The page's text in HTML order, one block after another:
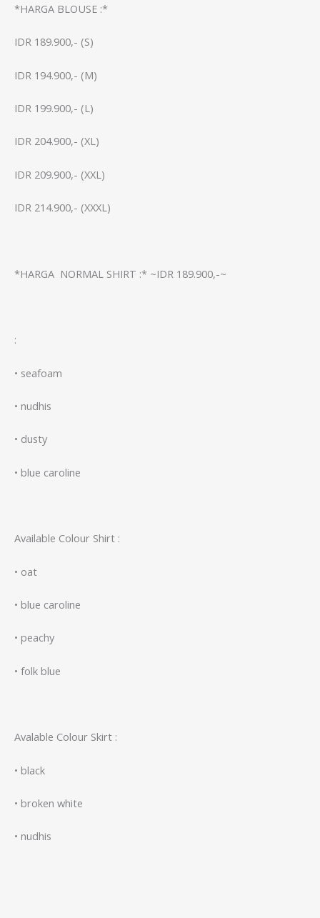
*HARGA BLOUSE :*
IDR 189.900,- (S)
IDR 194.900,- (M)
IDR 199.900,- (L)
IDR 204.900,- (XL)
IDR 209.900,- (XXL)
IDR 214.900,- (XXXL)
*HARGA NORMAL SHIRT :* ~IDR 189.900,-~
:
• seafoam
• ⁠nudhis
• ⁠dusty
• ⁠blue caroline
Available Colour Shirt :
• oat
• ⁠blue caroline
• ⁠peachy
• ⁠folk blue
Avalable Colour Skirt :
• black
• ⁠broken white
• ⁠nudhis